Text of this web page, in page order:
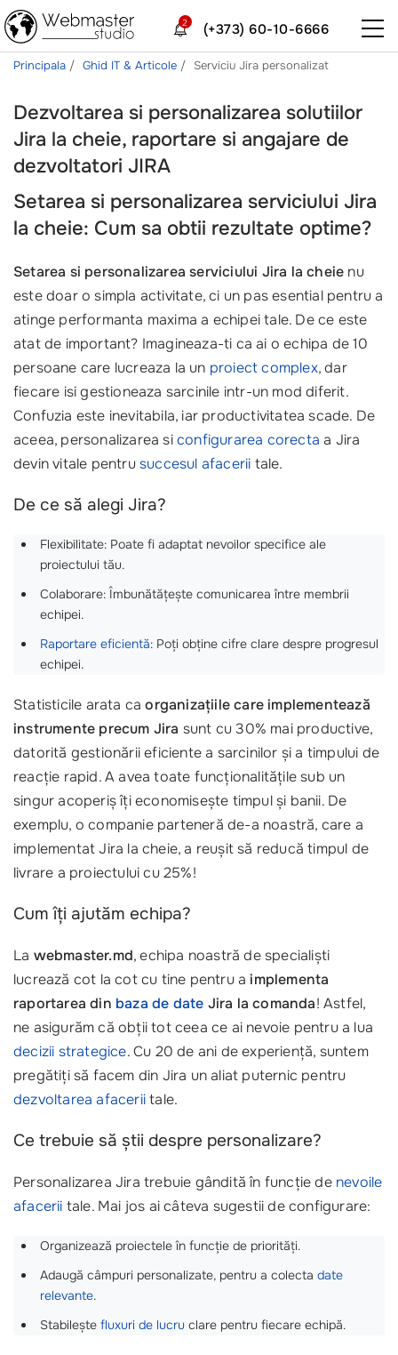
(+373) 60-10-6666
2
Principala Ghid IT & Articole Serviciu Jira personalizat
Dezvoltarea si personalizarea solutiilor
Jira la cheie, raportare si angajare de
dezvoltatori JIRA
Setarea si personalizarea serviciului Jira
la cheie: Cum sa obtii rezultate optime?
Setarea si personalizarea serviciului Jira la cheie nu
este doar o simpla activitate, ci un pas esential pentru a
atinge performanta maxima a echipei tale. De ce este
atat de important? Imagineaza-ti ca ai o echipa de 10
persoane care lucreaza la un proiect complex, dar
fiecare isi gestioneaza sarcinile intr-un mod diferit.
Confuzia este inevitabila, iar productivitatea scade. De
aceea, personalizarea siconfigurarea corecta a Jira
devin vitale pentrusuccesul afacerii tale.
De ce să alegi Jira?
Flexibilitate: Poate fi adaptat nevoilor specifice ale
proiectului tău.
Colaborare: Îmbunătățește comunicarea între membrii
echipei.
Raportare eficientă: Poți obține cifre clare despre progresul
echipei.
Statisticile arata caorganizațiile care implementează
instrumente precum Jira sunt cu 30% mai productive,
datorită gestionării eficiente a sarcinilor și a timpului de
reacție rapid. A avea toate funcționalitățile sub un
singur acoperiș îți economisește timpul și banii. De
exemplu, o companie parteneră de-a noastră, care a
implementat Jira la cheie, a reușit să reducă timpul de
livrare a proiectului cu 25%!
Cum îți ajutăm echipa?
La webmaster.md, echipa noastră de specialiști
lucrează cot la cot cu tine pentru aimplementa
raportarea din baza de date Jira la comanda! Astfel,
ne asigurăm că obții tot ceea ce ai nevoie pentru a lua
decizii strategice. Cu 20 de ani de experiență, suntem
pregătiți să facem din Jira un aliat puternic pentru
dezvoltarea afaceriitale.
Ce trebuie să știi despre personalizare?
Personalizarea Jira trebuie gândită în funcție de nevoile
afacerii tale. Mai jos ai câteva sugestii de configurare:
Organizează proiectele în funcție de priorități.
Adaugă câmpuri personalizate, pentru a colecta date
relevante.
Stabilește fluxuri de lucru clare pentru fiecare echipă.